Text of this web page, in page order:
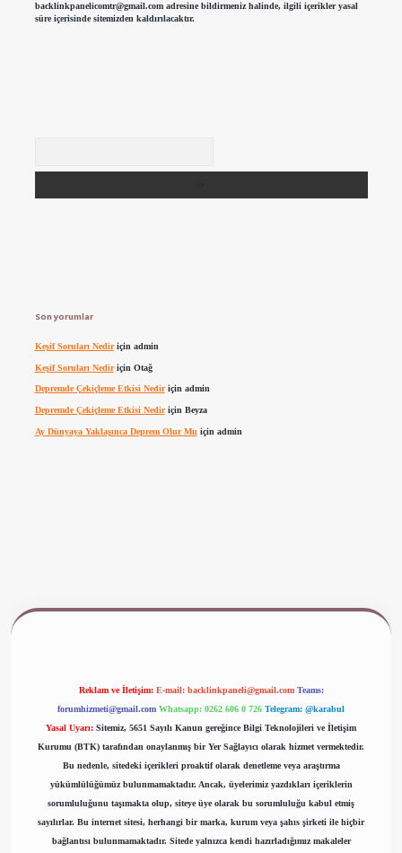
backlinkpanelicomtr@gmail.comadresine bildirmeniz halinde, ilgili içerikler yasal
süre içerisinde sitemizden kaldırılacaktır.
Son yorumlar
Keşif Soruları Nediriçin admin
Keşif Soruları Nediriçin Otağ
Depremde Çekiçleme Etkisi Nediriçin admin
Depremde Çekiçleme Etkisi Nediriçin Beyza
Ay Dünyaya Yaklaşınca Deprem Olur Mu için admin
Reklam ve İletişim: E-mail: backlinkpaneli@gmail.com Teams:
forumhizmeti@gmail.com Whatsapp: 0262 606 0 726 Telegram: @karabul
Yasal Uyarı: Sitemiz, 5651 Sayılı Kanun gereğince Bilgi Teknolojileri ve İletişim
Kurumu (BTK) tarafından onaylanmış bir Yer Sağlayıcı olarak hizmet vermektedir.
Bu nedenle, sitedeki içerikleri proaktif olarak denetleme veya araştırma
yükümlülüğümüz bulunmamaktadır. Ancak, üyelerimiz yazdıkları içeriklerin
sorumluluğunu taşımakta olup, siteye üye olarak bu sorumluluğu kabul etmiş
sayılırlar. Bu internet sitesi, herhangi bir marka, kurum veya şahıs şirketi ile hiçbir
bağlantısı bulunmamaktadır. Sitede yalnızca kendi hazırladığımız makaleler